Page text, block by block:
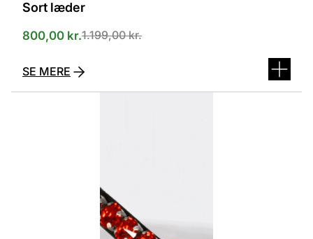
Sort læder
1.199,00kr.
800,00 kr.
SE MERE